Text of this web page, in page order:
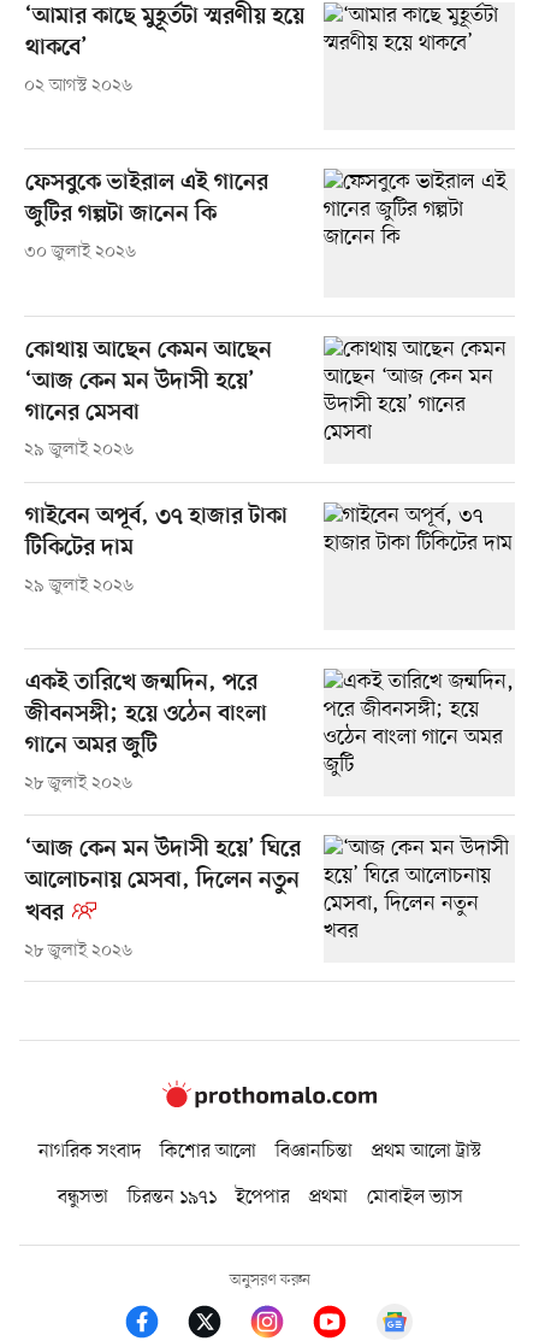
‘আমার কাছে মুহূর্তটা স্মরণীয় হয়ে
থাকবে’
০২ আগস্ট ২০২৬
ফেসবুকে ভাইরাল এই গানের
জুটির গল্পটা জানেন কি
৩০ জুলাই ২০২৬
কোথায় আছেন কেমন আছেন
‘আজ কেন মন উদাসী হয়ে’
গানের মেসবা
২৯ জুলাই ২০২৬
গাইবেন অপূর্ব, ৩৭ হাজার টাকা
টিকিটের দাম
২৯ জুলাই ২০২৬
একই তারিখে জন্মদিন, পরে
জীবনসঙ্গী; হয়ে ওঠেন বাংলা
গানে অমর জুটি
২৮ জুলাই ২০২৬
‘আজ কেন মন উদাসী হয়ে’ ঘিরে
আলোচনায় মেসবা, দিলেন নতুন
খবর
২৮ জুলাই ২০২৬
নাগরিক সংবাদ কিশোর আলো বিজ্ঞানচিন্তা
প্রথম আলো ট্রাস্ট
বন্ধুসভা
চিরন্তন ১৯৭১ ইপেপার প্রথমা মোবাইল ভ্যাস
অনুসরণ করুন